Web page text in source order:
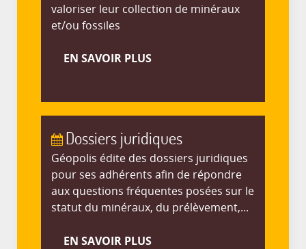
valoriser leur collection de minéraux
et/ou fossiles
EN SAVOIR PLUS
Dossiers juridiques
Géopolis édite des dossiers juridiques
pour ses adhérents afin de répondre
aux questions fréquentes posées sur le
statut du minéraux, du prélèvement,...
EN SAVOIR PLUS